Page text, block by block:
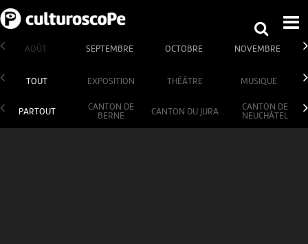
AOÛT SEPTEMBRE OCTOBRE NOVEMBRE
TOUT EXPOSITION THÉÂTRE MUSIQUE
PARTOUT
CANTON DE
BERNE
CANTON DU JURA
CANTON DE
NEUCHÂTEL